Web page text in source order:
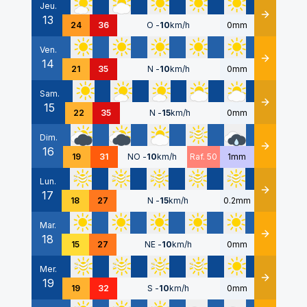
Jeu.
13 24 36 O -10km/h 0mm Détails
Ven.
14 21 35 N -10km/h 0mm Détails
Sam.
15 22 35 N -15km/h 0mm Détails
Dim.
16 19 31 NO -10km/h Raf. 50 1mm Détails
Lun.
17 18 27 N -15km/h 0.2mm Détails
Mar.
18 15 27 NE -10km/h 0mm Détails
Mer.
19 19 32 S -10km/h 0mm Détails